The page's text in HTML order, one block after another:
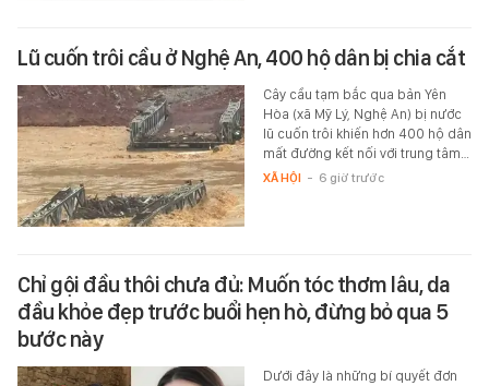
Lũ cuốn trôi cầu ở Nghệ An, 400 hộ dân bị chia cắt
Cây cầu tạm bắc qua bản Yên
Hòa (xã Mỹ Lý, Nghệ An) bị nước
lũ cuốn trôi khiến hơn 400 hộ dân
mất đường kết nối với trung tâm…
XÃ HỘI - 6 giờ trước
Chỉ gội đầu thôi chưa đủ: Muốn tóc thơm lâu, da
đầu khỏe đẹp trước buổi hẹn hò, đừng bỏ qua 5
bước này
Dưới đây là những bí quyết đơn